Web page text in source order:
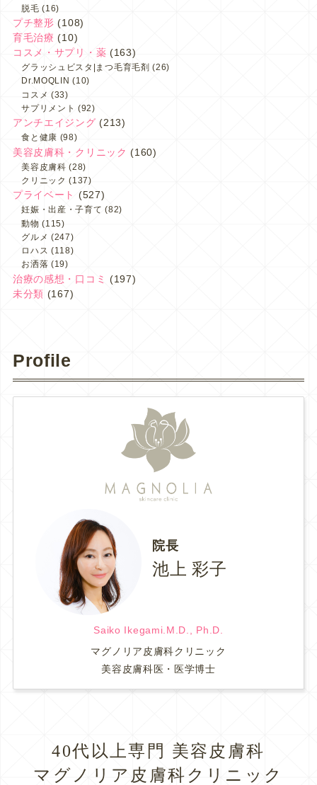
脱毛 (16)
プチ整形 (108)
育毛治療 (10)
コスメ・サプリ・薬 (163)
グラッシュビスタ|まつ毛育毛剤 (26)
Dr.MOQLIN (10)
コスメ (33)
サプリメント (92)
アンチエイジング (213)
食と健康 (98)
美容皮膚科・クリニック (160)
美容皮膚科 (28)
クリニック (137)
プライベート (527)
妊娠・出産・子育て (82)
動物 (115)
グルメ (247)
ロハス (118)
お洒落 (19)
治療の感想・口コミ
(197)
未分類 (167)
Profile
院長
池上 彩子
Saiko Ikegami.M.D., Ph.D.
マグノリア皮膚科クリニック
美容皮膚科医・医学博士
40代以上専門 美容皮膚科
マグノリア皮膚科クリニック